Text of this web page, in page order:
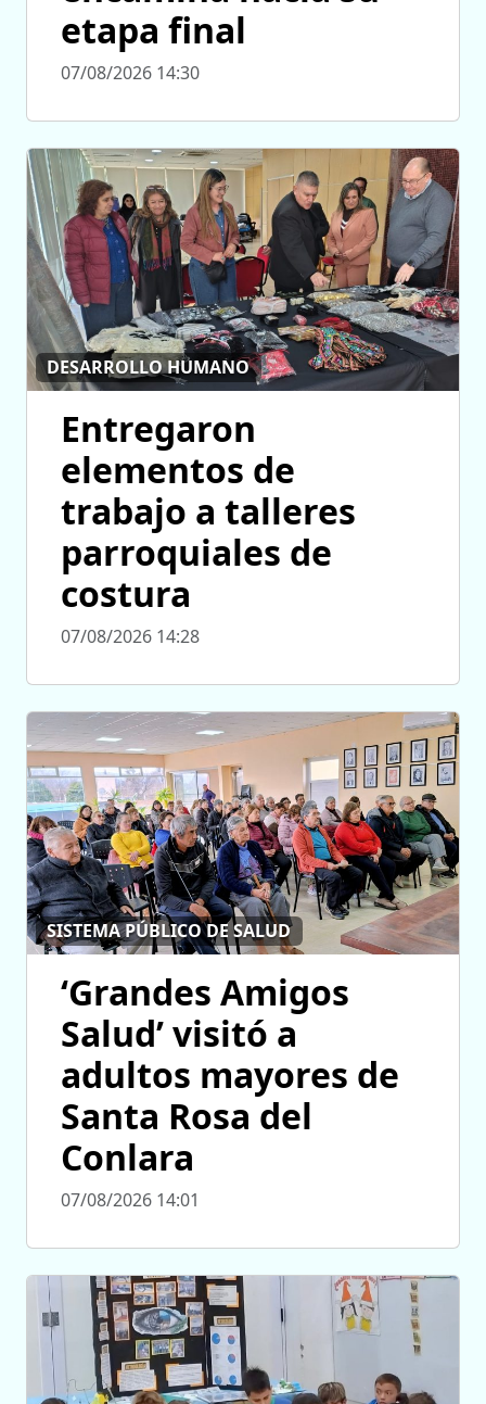
etapa final
07/08/2026 14:30
DESARROLLO HUMANO
Entregaron
elementos de
trabajo a talleres
parroquiales de
costura
07/08/2026 14:28
SISTEMA PÚBLICO DE SALUD
‘Grandes Amigos
Salud’ visitó a
adultos mayores de
Santa Rosa del
Conlara
07/08/2026 14:01